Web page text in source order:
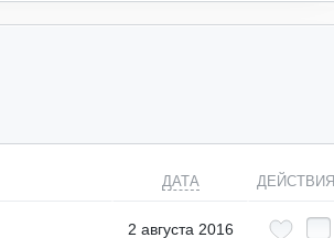
ДАТА ДЕЙСТВИЯ
2 августа 2016